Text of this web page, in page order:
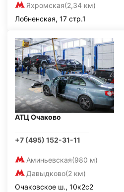
Яхромская(2,34 км)
Лобненская, 17 стр.1
АТЦ Очаково
+7 (495) 152-31-11
Аминьевская(980 м)
Давыдково(2 км)
Очаковское ш., 10к2с2